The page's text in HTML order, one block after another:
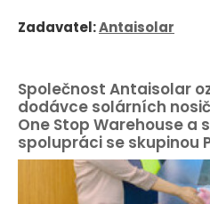
Zadavatel:Antaisolar
Společnost Antaisolar
dodávce solárních
One Stop Warehouse a
spolupráci se skupinou